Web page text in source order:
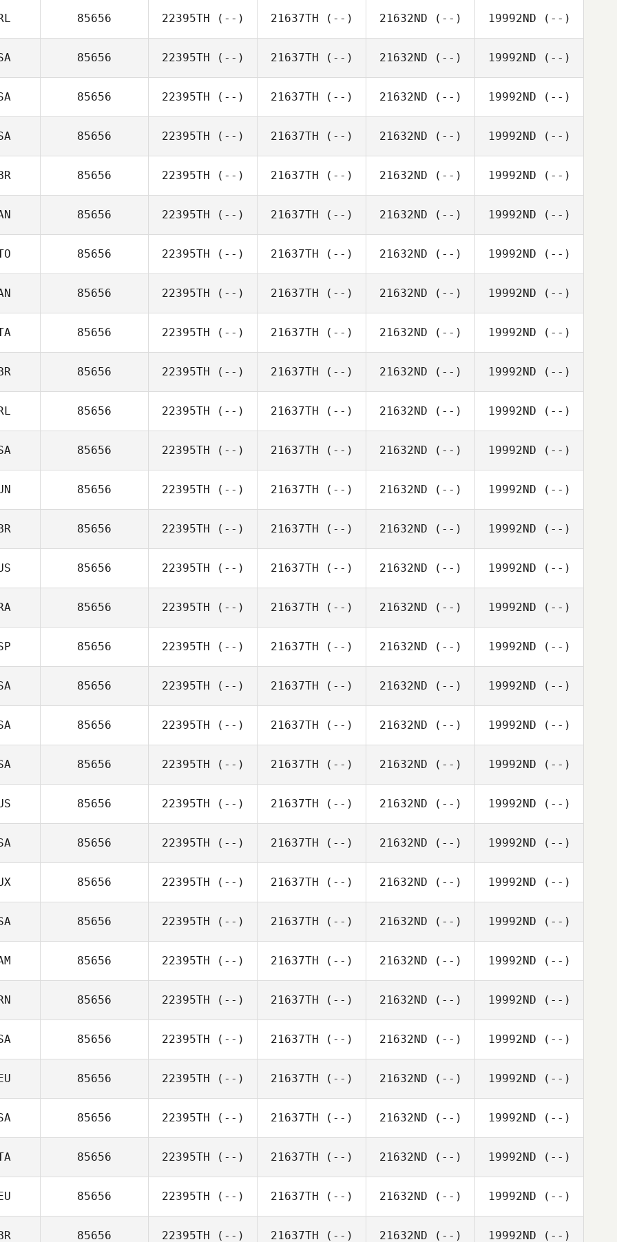
85656 22395TH (--) 21637TH (--) 21632ND (--) 19992ND (--)
85656 22395TH (--) 21637TH (--) 21632ND (--) 19992ND (--)
85656 22395TH (--) 21637TH (--) 21632ND (--) 19992ND (--)
85656 22395TH (--) 21637TH (--) 21632ND (--) 19992ND (--)
85656 22395TH (--) 21637TH (--) 21632ND (--) 19992ND (--)
85656 22395TH (--) 21637TH (--) 21632ND (--) 19992ND (--)
85656 22395TH (--) 21637TH (--) 21632ND (--) 19992ND (--)
85656 22395TH (--) 21637TH (--) 21632ND (--) 19992ND (--)
85656 22395TH (--) 21637TH (--) 21632ND (--) 19992ND (--)
85656 22395TH (--) 21637TH (--) 21632ND (--) 19992ND (--)
85656 22395TH (--) 21637TH (--) 21632ND (--) 19992ND (--)
85656 22395TH (--) 21637TH (--) 21632ND (--) 19992ND (--)
85656 22395TH (--) 21637TH (--) 21632ND (--) 19992ND (--)
85656 22395TH (--) 21637TH (--) 21632ND (--) 19992ND (--)
85656 22395TH (--) 21637TH (--) 21632ND (--) 19992ND (--)
85656 22395TH (--) 21637TH (--) 21632ND (--) 19992ND (--)
85656 22395TH (--) 21637TH (--) 21632ND (--) 19992ND (--)
85656 22395TH (--) 21637TH (--) 21632ND (--) 19992ND (--)
85656 22395TH (--) 21637TH (--) 21632ND (--) 19992ND (--)
85656 22395TH (--) 21637TH (--) 21632ND (--) 19992ND (--)
85656 22395TH (--) 21637TH (--) 21632ND (--) 19992ND (--)
85656 22395TH (--) 21637TH (--) 21632ND (--) 19992ND (--)
85656 22395TH (--) 21637TH (--) 21632ND (--) 19992ND (--)
85656 22395TH (--) 21637TH (--) 21632ND (--) 19992ND (--)
85656 22395TH (--) 21637TH (--) 21632ND (--) 19992ND (--)
85656 22395TH (--) 21637TH (--) 21632ND (--) 19992ND (--)
85656 22395TH (--) 21637TH (--) 21632ND (--) 19992ND (--)
85656 22395TH (--) 21637TH (--) 21632ND (--) 19992ND (--)
85656 22395TH (--) 21637TH (--) 21632ND (--) 19992ND (--)
85656 22395TH (--) 21637TH (--) 21632ND (--) 19992ND (--)
85656 22395TH (--) 21637TH (--) 21632ND (--) 19992ND (--)
85656 22395TH (--) 21637TH (--) 21632ND (--) 19992ND (--)